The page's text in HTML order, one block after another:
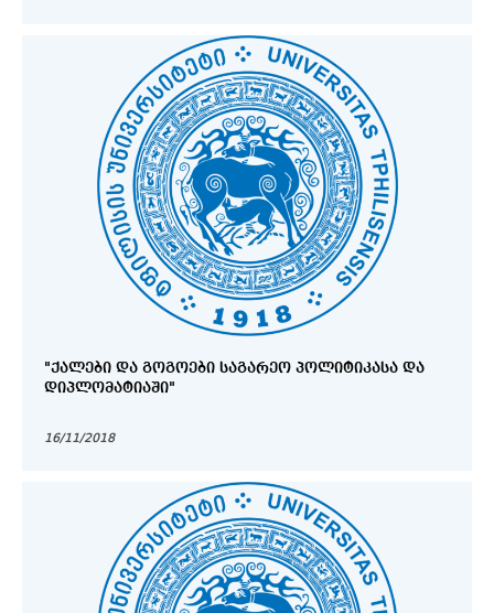
"ᲥᲐᲚᲔᲑᲘ ᲓᲐ ᲒᲝᲒᲝᲔᲑᲘ ᲡᲐᲒᲐᲠᲔᲝ ᲞᲝᲚᲘᲢᲘᲙᲐᲡᲐ ᲓᲐ
ᲓᲘᲞᲚᲝᲛᲐᲢᲘᲐᲨᲘ"
16/11/2018